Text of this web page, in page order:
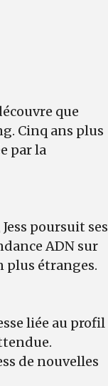
que
Cinq ans plus
par la
poursuit ses
ADN sur
plus étranges.
liée au profil
de nouvelles